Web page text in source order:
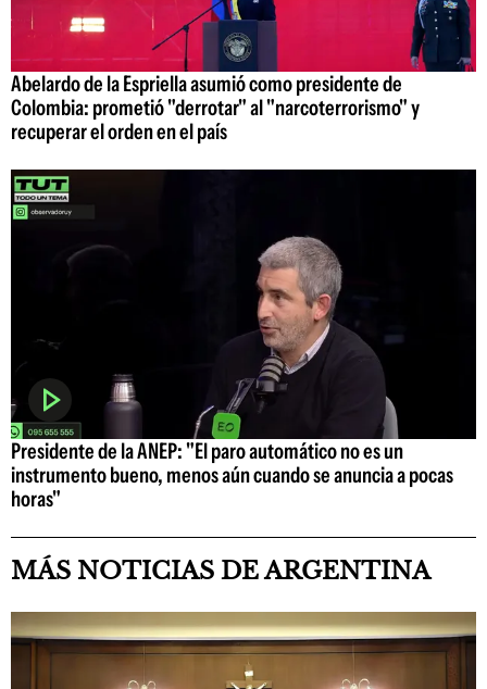
Abelardo de la Espriella asumió como presidente de
Colombia: prometió "derrotar" al "narcoterrorismo" y
recuperar el orden en el país
Presidente de la ANEP: "El paro automático no es un
instrumento bueno, menos aún cuando se anuncia a pocas
horas"
MÁS NOTICIAS DE ARGENTINA